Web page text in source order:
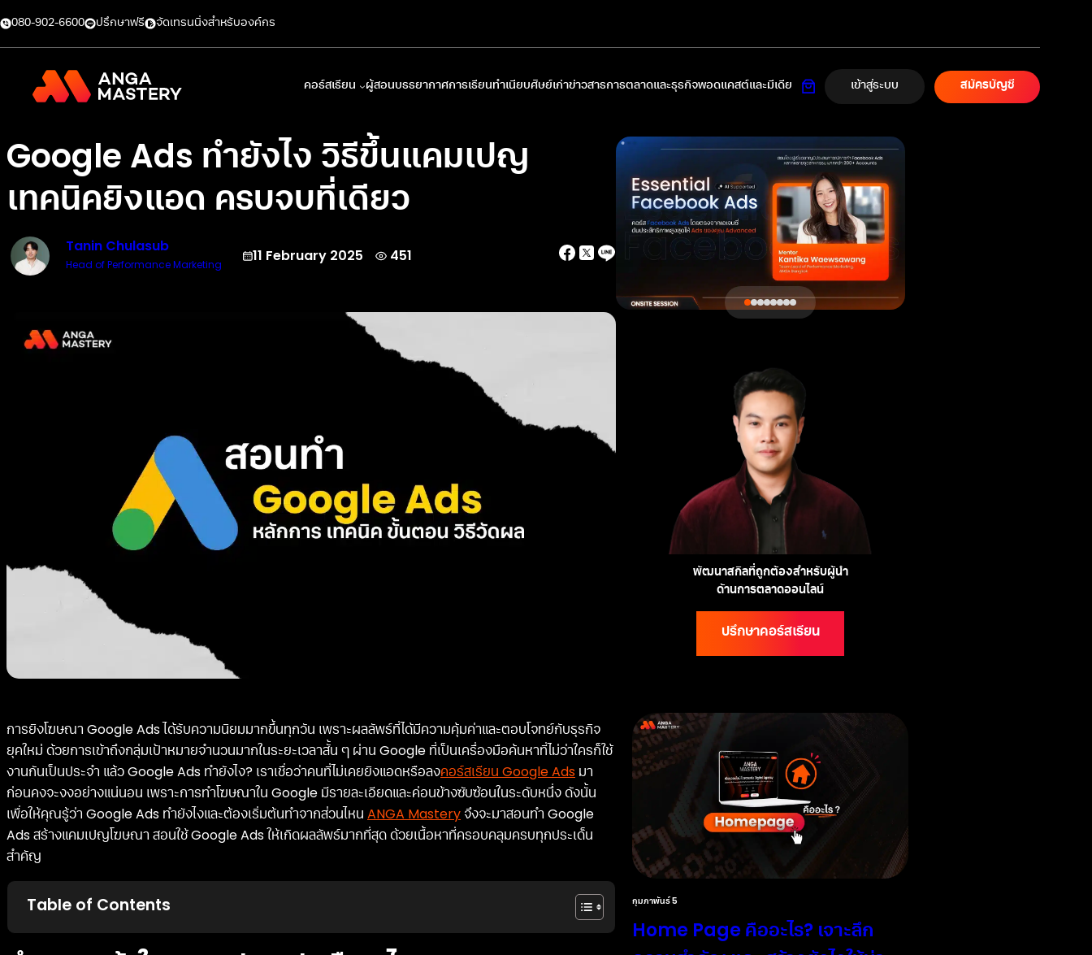
080-902-6600 ปรึกษาฟรี จัดเทรนนิ่งสำหรับองค์กร
คอร์สเรียน ผู้สอนบรรยากาศการเรียนทำเนียบศิษย์เก่าข่าวสารการตลาดและธุรกิจพอดแคสต์และมีเดีย เข้าสู่ระบบ สมัครบัญชี
Google Ads ทำยังไง วิธีขึ้นแคมเปญ
เทคนิคยิงแอด ครบจบที่เดียว
Tanin Chulasub
Head of Performance Marketing 11 February 2025 451
การยิงโฆษณา Google Ads ได้รับความนิยมมากขึ้นทุกวัน เพราะผลลัพธ์ที่ได้มีความคุ้มค่าและตอบโจทย์กับธุรกิจ
ยุคใหม่ ด้วยการเข้าถึงกลุ่มเป้าหมายจำนวนมากในระยะเวลาสั้น ๆ ผ่าน Google ที่เป็นเครื่องมือค้นหาที่ไม่ว่าใครก็ใช้
งานกันเป็นประจำ แล้ว Google Ads ทำยังไง? เราเชื่อว่าคนที่ไม่เคยยิงแอดหรือลงคอร์สเรียน Google Ads มา
ก่อนคงจะงงอย่างแน่นอน เพราะการทำโฆษณาใน Google มีรายละเอียดและค่อนข้างซับซ้อนในระดับหนึ่ง ดังนั้น
เพื่อให้คุณรู้ว่า Google Ads ทำยังไงและต้องเริ่มต้นทำจากส่วนไหน ANGA Mastery จึงจะมาสอนทำ Google
Ads สร้างแคมเปญโฆษณา สอนใช้ Google Ads ให้เกิดผลลัพธ์มากที่สุด ด้วยเนื้อหาที่ครอบคลุมครบทุกประเด็น
สำคัญ
Table of Contents
พัฒนาสกิลที่ถูกต้องสำหรับผู้นำ
ด้านการตลาดออนไลน์
ปรึกษาคอร์สเรียน
กุมภาพันธ์ 5
Home Page คืออะไร? เจาะลึก